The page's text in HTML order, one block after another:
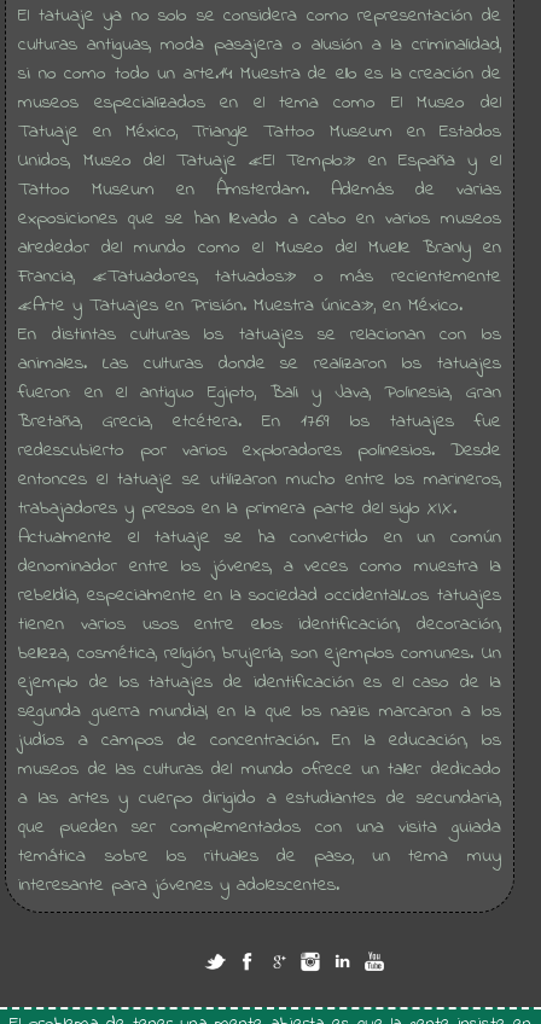
El tatuaje ya no solo se considera como representación de
culturas antiguas, moda pasajera o alusión a la criminalidad,
si no como todo un arte.14​ Muestra de ello es la creación de
museos especializados en el tema como El Museo del
Tatuaje en México, Triangle Tattoo Museum en Estados
Unidos, Museo del Tatuaje «El Templo» en España y el
Tattoo Museum en Ámsterdam. Además de varias
exposiciones que se han llevado a cabo en varios museos
alrededor del mundo como el Museo del Muelle Branly en
Francia, «Tatuadores, tatuados» o más recientemente
«Arte y Tatuajes en Prisión. Muestra única», en México.
En distintas culturas los tatuajes se relacionan con los
animales. Las culturas donde se realizaron los tatuajes
fueron: en el antiguo Egipto, Bali y Java, Polinesia, Gran
Bretaña, Grecia, etcétera. En 1769 los tatuajes fue
redescubierto por varios exploradores polinesios. Desde
entonces el tatuaje se utilizaron mucho entre los marineros,
trabajadores y presos en la primera parte del siglo XIX.
Actualmente el tatuaje se ha convertido en un común
denominador entre los jóvenes, a veces como muestra la
rebeldía, especialmente en la sociedad occidental.Los tatuajes
tienen varios usos entre ellos: identificación, decoración,
belleza, cosmética, religión, brujería, son ejemplos comunes. Un
ejemplo de los tatuajes de identificación es el caso de la
segunda guerra mundial, en la que los nazis marcaron a los
judíos a campos de concentración. En la educación, los
museos de las culturas del mundo ofrece un taller dedicado
a las artes y cuerpo dirigido a estudiantes de secundaria,
que pueden ser complementados con una visita guiada
temática sobre los rituales de paso, un tema muy
interesante para jóvenes y adolescentes.